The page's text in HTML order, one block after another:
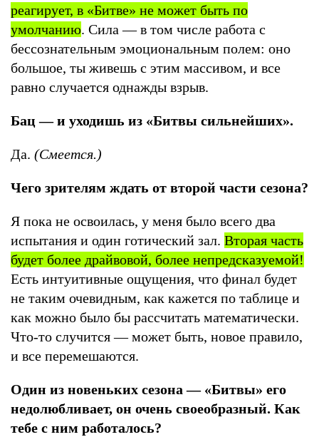
реагирует, в «Битве» не может быть по
умолчанию. Сила — в том числе работа с
бессознательным эмоциональным полем: оно
большое, ты живешь с этим массивом, и все
равно случается однажды взрыв.
Бац — и уходишь из «Битвы сильнейших».
Да. (Смеется.)
Чего зрителям ждать от второй части сезона?
Я пока не освоилась, у меня было всего два
испытания и один готический зал. Вторая часть
будет более драйвовой, более непредсказуемой!
Есть интуитивные ощущения, что финал будет
не таким очевидным, как кажется по таблице и
как можно было бы рассчитать математически.
Что-то случится — может быть, новое правило,
и все перемешаются.
Один из новеньких сезона— «Битвы» его
недолюбливает, он очень своеобразный. Как
тебе с ним работалось?